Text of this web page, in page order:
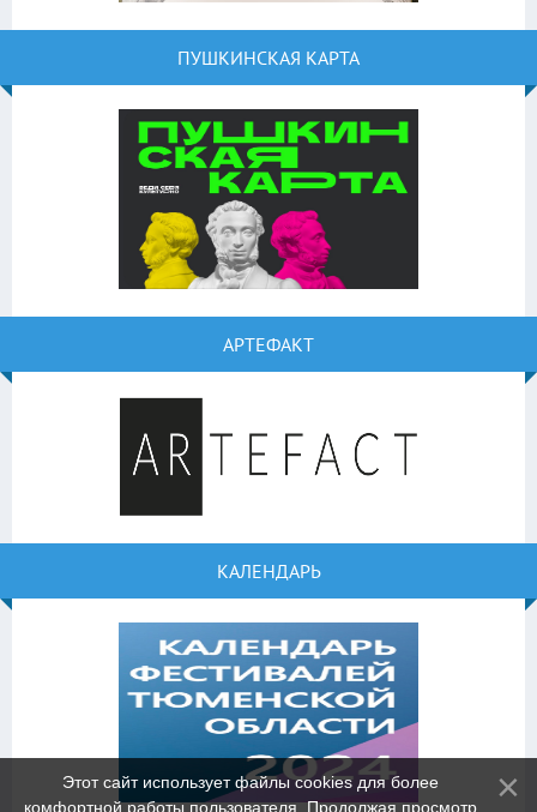
ПУШКИНСКАЯ КАРТА
АРТЕФАКТ
КАЛЕНДАРЬ
Этот сайт использует файлы cookies для более
комфортной работы пользователя. Продолжая просмотр